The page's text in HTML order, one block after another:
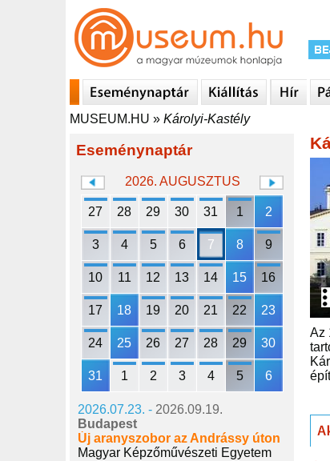
MUSEUM.HU » Károlyi-Kastély
Eseménynaptár
2026. AUGUSZTUS
27 28 29 30 31 1 2
3 4 5 6 7 8 9
10 11 12 13 14 15 16
17 18 19 20 21 22 23
24 25 26 27 28 29 30
31 1 2 3 4 5 6
2026.07.23. - 2026.09.19.
Budapest
Új aranyszobor az Andrássy úton
Magyar Képzőművészeti Egyetem
Az